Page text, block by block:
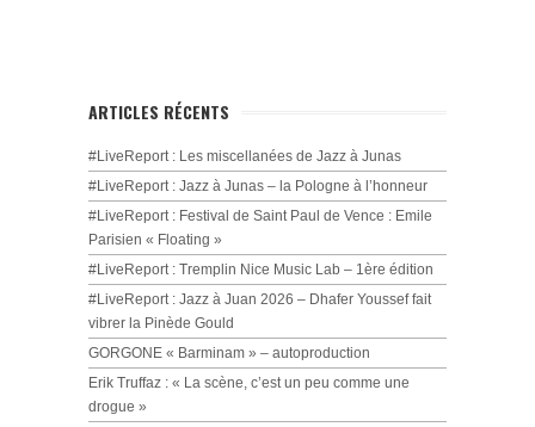
ARTICLES RÉCENTS
#LiveReport : Les miscellanées de Jazz à Junas
#LiveReport : Jazz à Junas – la Pologne à l’honneur
#LiveReport : Festival de Saint Paul de Vence : Emile
Parisien « Floating »
#LiveReport : Tremplin Nice Music Lab – 1ère édition
#LiveReport : Jazz à Juan 2026 – Dhafer Youssef fait
vibrer la Pinède Gould
GORGONE « Barminam » – autoproduction
Erik Truffaz : « La scène, c’est un peu comme une
drogue »